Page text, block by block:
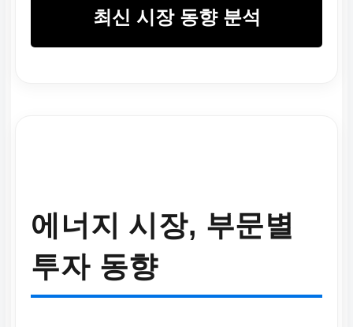
최신 시장 동향 분석
에너지 시장, 부문별
투자 동향